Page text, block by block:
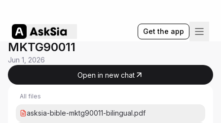
Get the app
MKTG90011
Jun 1, 2026
Open in new chat
All files
asksia-bible-mktg90011-bilingual.pdf